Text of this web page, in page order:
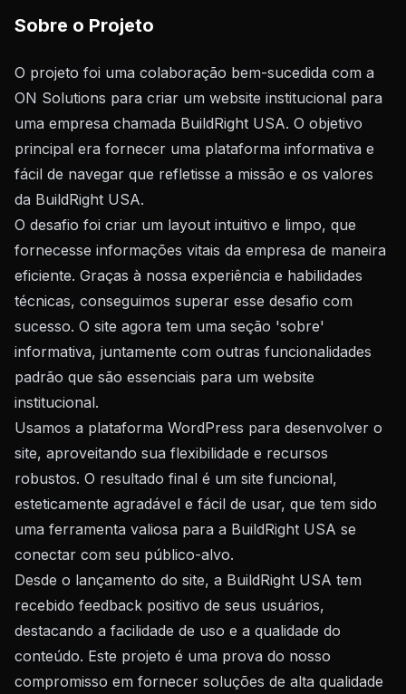
Sobre o Projeto
O projeto foi uma colaboração bem-sucedida com a
ON Solutions para criar um website institucional para
uma empresa chamada BuildRight USA. O objetivo
principal era fornecer uma plataforma informativa e
fácil de navegar que refletisse a missão e os valores
da BuildRight USA.
O desafio foi criar um layout intuitivo e limpo, que
fornecesse informações vitais da empresa de maneira
eficiente. Graças à nossa experiência e habilidades
técnicas, conseguimos superar esse desafio com
sucesso. O site agora tem uma seção 'sobre'
informativa, juntamente com outras funcionalidades
padrão que são essenciais para um website
institucional.
Usamos a plataforma WordPress para desenvolver o
site, aproveitando sua flexibilidade e recursos
robustos. O resultado final é um site funcional,
esteticamente agradável e fácil de usar, que tem sido
uma ferramenta valiosa para a BuildRight USA se
conectar com seu público-alvo.
Desde o lançamento do site, a BuildRight USA tem
recebido feedback positivo de seus usuários,
destacando a facilidade de uso e a qualidade do
conteúdo. Este projeto é uma prova do nosso
compromisso em fornecer soluções de alta qualidade